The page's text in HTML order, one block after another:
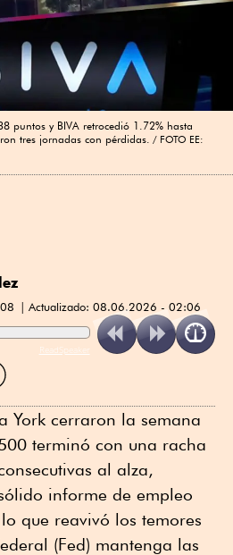
puntos y BIVA retrocedió 1.72% hasta
tres jornadas con pérdidas.
FOTO EE:
Actualizado: 08.06.2026 - 02:06
ReadSpeaker
York cerraron la semana
terminó con una racha
al alza,
informe de empleo
que reavivó los temores
(Fed) mantenga las